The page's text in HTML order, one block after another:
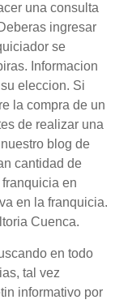
una consulta
ingresar
se
Informacion
eleccion. Si
la compra de un
de realizar una
blog de
cantidad de
en
en la franquicia.
Cuenca.
en todo
tal vez
informativo por